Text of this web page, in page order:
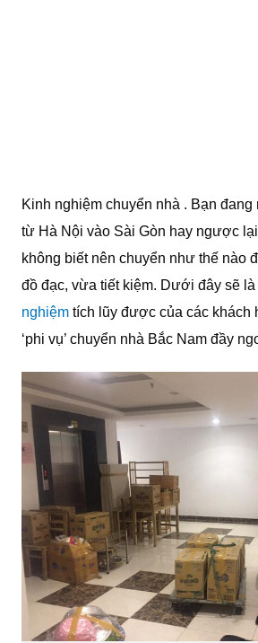
Kinh nghiệm chuyển nhà . Bạn đang
từ Hà Nội vào Sài Gòn hay ngược
không biết nên chuyển như thế nào
đồ đạc, vừa tiết kiệm. Dưới đây sẽ là
nghiệm tích lũy được của các khách
‘phi vụ’ chuyển nhà Bắc Nam đầy